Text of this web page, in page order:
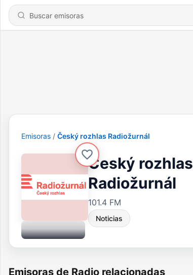
Emisoras Český rozhlas Radiožurnál
Český rozhlas
Radiožurnál
101.4 FM
Noticias
Emisoras de Radio relacionadas